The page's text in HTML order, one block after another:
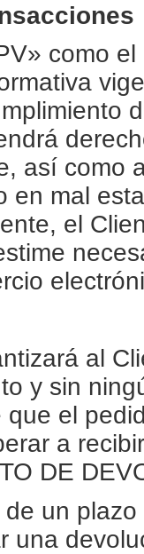
como
así como
en mal
el
al
y sin
que el
a
DE
un
una